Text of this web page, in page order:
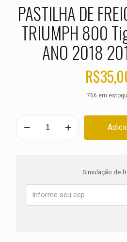
PASTILHA DE
TRIUMPH 800
ANO 2018
R$
766 em
XRX
ANO
Simulação de